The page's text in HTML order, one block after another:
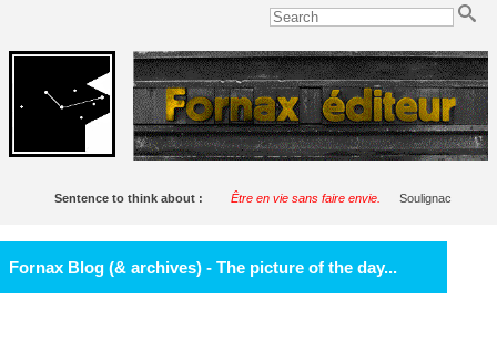
Sentence to think about : Être en vie sans faire envie. Soulignac
Fornax Blog (& archives) - The picture of the day...